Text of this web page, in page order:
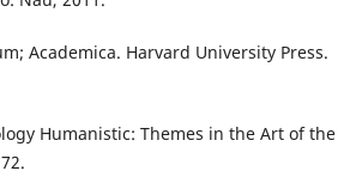
Academica. Harvard University Press.
Humanistic: Themes in the Art of the